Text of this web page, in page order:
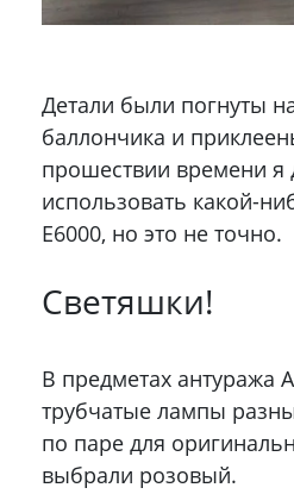
Детали были погнуты
баллончика и
прошествии времени
использовать какой-
E6000, но это не точно.
Светяшки!
В предметах антуража
трубчатые лампы
по паре для
выбрали розовый.